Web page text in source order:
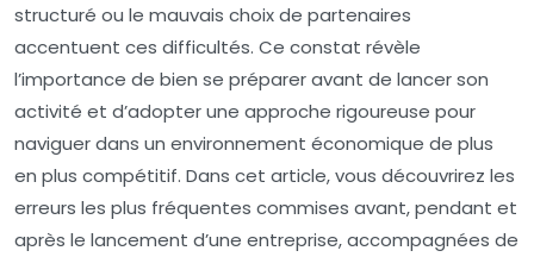
structuré ou le mauvais choix de partenaires
accentuent ces difficultés. Ce constat révèle
l’importance de bien se préparer avant de lancer son
activité et d’adopter une approche rigoureuse pour
naviguer dans un environnement économique de plus
en plus compétitif. Dans cet article, vous découvrirez les
erreurs les plus fréquentes commises avant, pendant et
après le lancement d’une entreprise, accompagnées de